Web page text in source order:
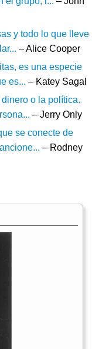
y todo lo que lleve
– Alice Cooper
es una especie
es... – Katey Sagal
o la política.
– Jerry Only
se conecte de
– Rodney